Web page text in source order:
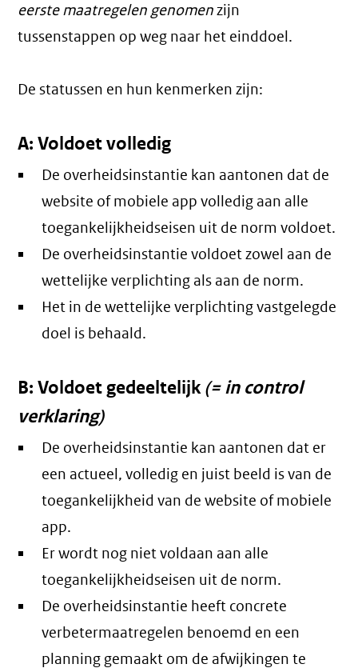
eerste maatregelen genomenzijn
tussenstappen op weg naar het einddoel.
De statussen en hun kenmerken zijn:
A: Voldoet volledig
De overheidsinstantie kan aantonen dat de
website of mobiele app volledig aan alle
toegankelijkheidseisen uit de norm voldoet.
De overheidsinstantie voldoet zowel aan de
wettelijke verplichting als aan de norm.
Het in de wettelijke verplichting vastgelegde
doel is behaald.
B: Voldoet gedeeltelijk(= in control
verklaring)
De overheidsinstantie kan aantonen dat er
een actueel, volledig en juist beeld is van de
toegankelijkheid van de website of mobiele
app.
Er wordt nog niet voldaan aan alle
toegankelijkheidseisen uit de norm.
De overheidsinstantie heeft concrete
verbetermaatregelen benoemd en een
planning gemaakt om de afwijkingen te